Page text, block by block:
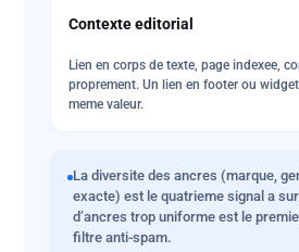
Contexte editorial
Lien en corps de texte, page indexee,
proprement. Un lien en footer ou
meme valeur.
La diversite des ancres (marque,
exacte) est le quatrieme signal a
d’ancres trop uniforme est le
filtre anti-spam.